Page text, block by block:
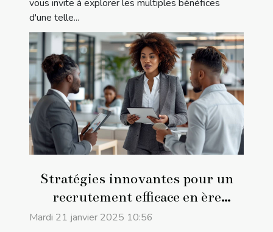
vous invite à explorer les multiples bénéfices
d'une telle...
Stratégies innovantes pour un
recrutement efficace en ère
digitale
Mardi 21 janvier 2025 10:56